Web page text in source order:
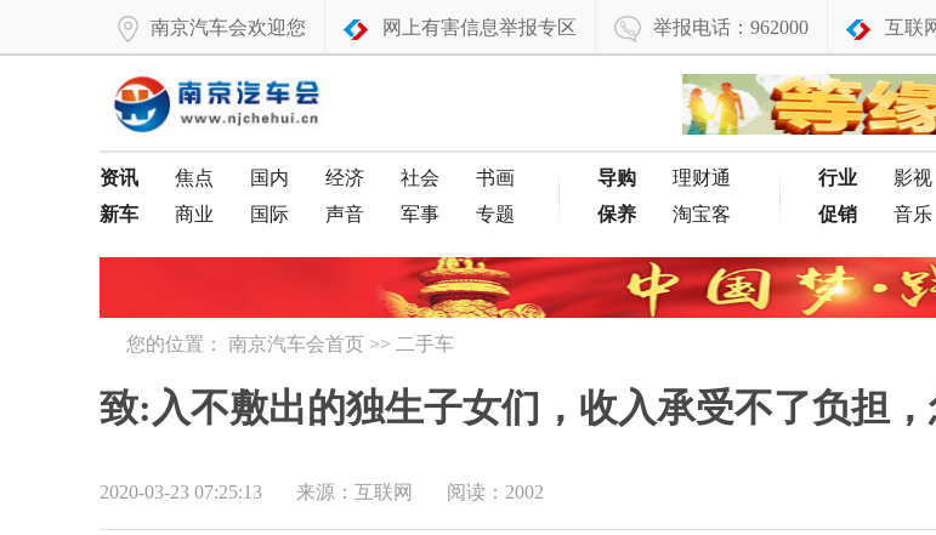
南京汽车会欢迎您 网上有害信息举报专区 举报电话：962000 互联
资讯 焦点 国内 经济 社会
书画
新车
商业 国际 声音 军事 专题
导购
理财通
保养
淘宝客
行业
影视
促销
音乐
您的位置： 南京汽车会首页 >> 二手车
致:入不敷出的独生子女们，收入承受不了负担，
2020-03-23 07:25:13 来源：互联网 阅读：2002